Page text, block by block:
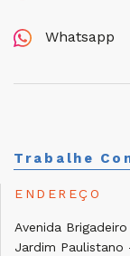
Whatsapp
Trabalhe
ENDEREÇO
Avenida
Jardim Paulistano